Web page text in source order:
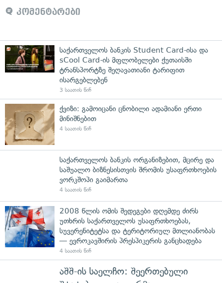
კომენტარები
საქართველოს ბანკის Student Card-ისა და
sCool Card-ის მფლობელები ქუთაისში
ტრანსპორტზე შეღავათიანი ტარიფით
ისარგებლებენ
3 საათის წინ
ქვიზი: გამოიცანი ცნობილი ადამიანი ერთი
მინიშნებით
4 საათის წინ
საქართველოს ბანკის ორგანიზებით, მცირე და
საშუალო ბიზნესისთვის შრომის უსაფრთხოების
ვორკშოპი გაიმართა
4 საათის წინ
2008 წლის ომის შედეგები დღემდე ძირს
უთხრის საქართველოს უსაფრთხოებას,
სუვერენიტეტსა და ტერიტორიულ მთლიანობას
— ევროკავშირის პრესპიკერის განცხადება
4 საათის წინ
აშშ-ის საელჩო: შეერთებული